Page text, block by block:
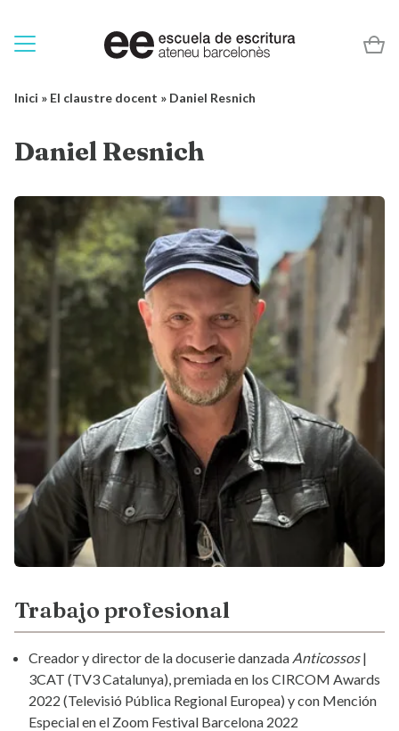
Inici » El claustre docent » Daniel Resnich
Daniel Resnich
Trabajo profesional
Creador y director de la docuserie danzada Anticossos|
3CAT (TV3 Catalunya), premiada en los CIRCOM Awards
2022 (Televisió Pública Regional Europea) y con Mención
Especial en el Zoom Festival Barcelona 2022